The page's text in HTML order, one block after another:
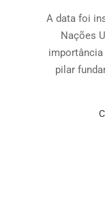
A data foi
Nações
pilar